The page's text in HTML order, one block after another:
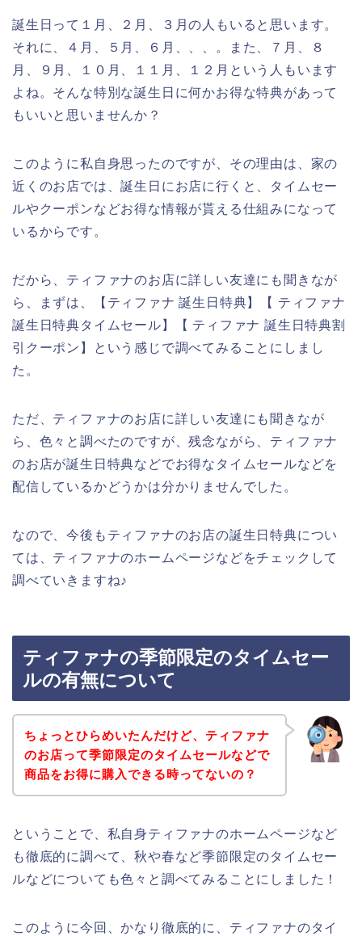
誕生日って１月、２月、３月の人もいると思います。
それに、４月、５月、６月、、、。また、７月、８
月、９月、１０月、１１月、１２月という人もいます
よね。そんな特別な誕生日に何かお得な特典があって
もいいと思いませんか？
このように私自身思ったのですが、その理由は、家の
近くのお店では、誕生日にお店に行くと、タイムセー
ルやクーポンなどお得な情報が貰える仕組みになって
いるからです。
だから、ティファナのお店に詳しい友達にも聞きなが
ら、まずは、【ティファナ 誕生日特典】【 ティファナ
誕生日特典タイムセール】【 ティファナ 誕生日特典割
引クーポン】という感じで調べてみることにしまし
た。
ただ、ティファナのお店に詳しい友達にも聞きなが
ら、色々と調べたのですが、残念ながら、ティファナ
のお店が誕生日特典などでお得なタイムセールなどを
配信しているかどうかは分かりませんでした。
なので、今後もティファナのお店の誕生日特典につい
ては、ティファナのホームページなどをチェックして
調べていきますね♪
ティファナの季節限定のタイムセー
ルの有無について
ちょっとひらめいたんだけど、ティファナ
のお店って季節限定のタイムセールなどで
商品をお得に購入できる時ってないの？
ということで、私自身ティファナのホームページなど
も徹底的に調べて、秋や春など季節限定のタイムセー
ルなどについても色々と調べてみることにしました！
このように今回、かなり徹底的に、ティファナのタイ